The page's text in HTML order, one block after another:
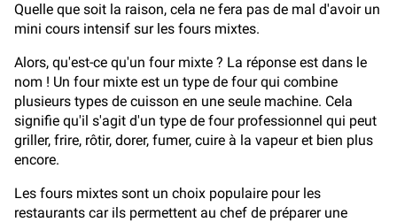
Quelle que soit la raison, cela ne fera pas de mal d'avoir un
mini cours intensif sur les fours mixtes.
Alors, qu'est-ce qu'un four mixte ? La réponse est dans le
nom ! Un four mixte est un type de four qui combine
plusieurs types de cuisson en une seule machine. Cela
signifie qu'il s'agit d'un type de four professionnel qui peut
griller, frire, rôtir, dorer, fumer, cuire à la vapeur et bien plus
encore.
Les fours mixtes sont un choix populaire pour les
restaurants car ils permettent au chef de préparer une